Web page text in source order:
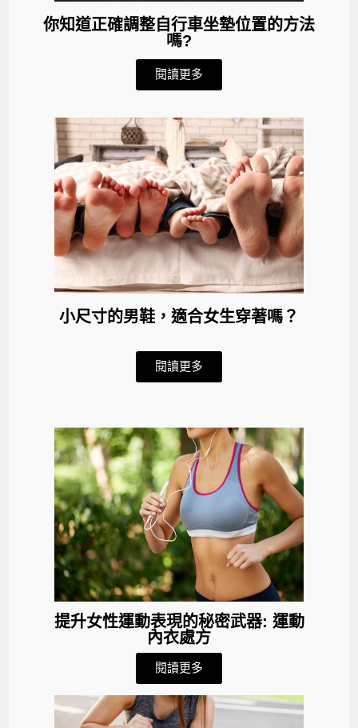
你知道正確調整自行車坐墊位置的方法
嗎?
閱讀更多
小尺寸的男鞋，適合女生穿著嗎？
閱讀更多
提升女性運動表現的秘密武器: 運動
內衣處方
閱讀更多